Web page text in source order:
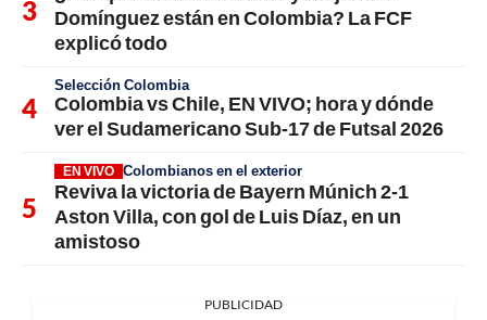
Domínguez están en Colombia? La FCF
explicó todo
Selección Colombia
Colombia vs Chile, EN VIVO; hora y dónde
ver el Sudamericano Sub-17 de Futsal 2026
EN VIVO Colombianos en el exterior
Reviva la victoria de Bayern Múnich 2-1
Aston Villa, con gol de Luis Díaz, en un
amistoso
PUBLICIDAD